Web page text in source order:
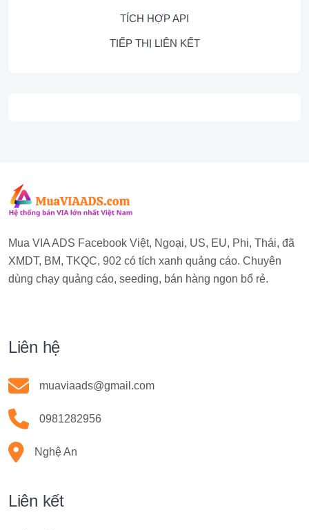
TÍCH HỢP API
TIẾP THỊ LIÊN KẾT
Mua VIA ADS Facebook Việt, Ngoại, US, EU, Phi, Thái, đã
XMDT, BM, TKQC, 902 có tích xanh quảng cáo. Chuyên
dùng chạy quảng cáo, seeding, bán hàng ngon bổ rẻ.
Liên hệ
muaviaads@gmail.com
0981282956
Nghệ An
Liên kết